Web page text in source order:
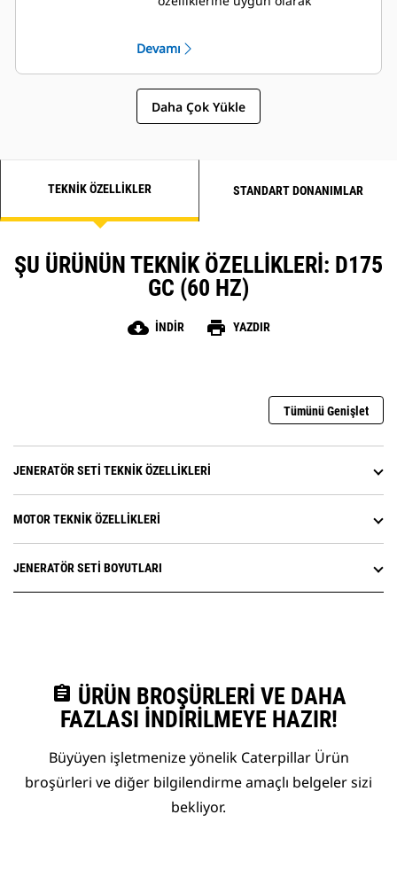
Devamı
Daha Çok Yükle
TEKNIK ÖZELLIKLER STANDART DONANIMLAR
ŞU ÜRÜNÜN TEKNIK ÖZELLIKLERI: D175
GC (60 HZ)
cloud_download İNDIR print YAZDIR
Tümünü Genişlet
JENERATÖR SETI TEKNIK ÖZELLIKLERI
MOTOR TEKNIK ÖZELLIKLERI
JENERATÖR SETI BOYUTLARI
assignment ÜRÜN BROŞÜRLERI VE DAHA
FAZLASI İNDIRILMEYE HAZIR!
Büyüyen işletmenize yönelik Caterpillar Ürün
broşürleri ve diğer bilgilendirme amaçlı belgeler sizi
bekliyor.